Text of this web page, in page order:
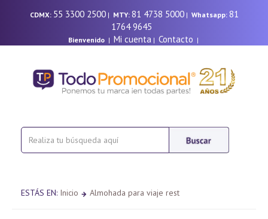
CDMX: 55 3300 2500| MTY: 81 4738 5000| Whatsapp: 81
1764 9645
Bienvenido| Mi cuenta | Contacto |
ESTÁS EN: Inicio Almohada para viaje rest